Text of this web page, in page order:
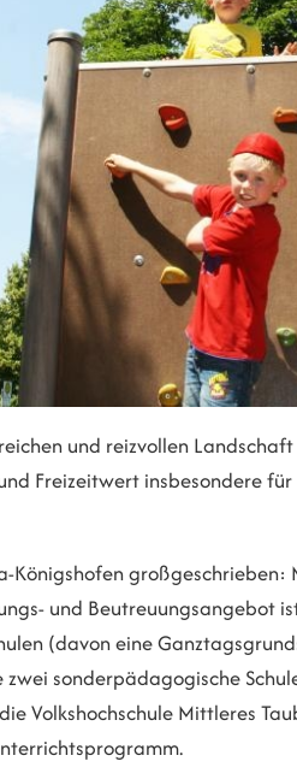
und reizvollen
Freizeitwert insbesondere
Königshofen
und Beutreuungsangebot
(davon eine
zwei sonderpädagogische
Volkshochschule Mittleres